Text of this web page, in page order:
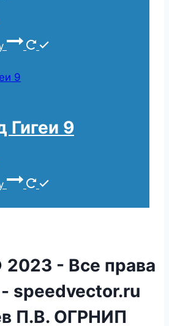
Гигеи 9
- Все права
speedvector.ru
П.В. ОГРНИП